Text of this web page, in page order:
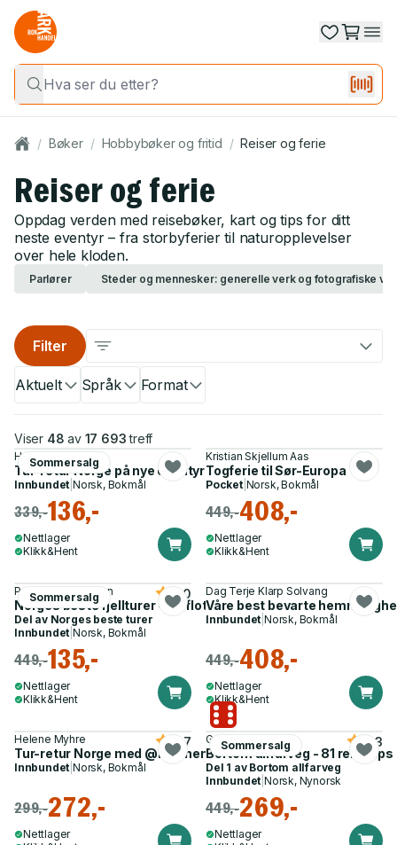
/ Bøker / Hobbybøker og fritid / Reiser og ferie
Reiser og ferie
Oppdag verden med reisebøker, kart og tips for ditt
neste eventyr – fra storbyferier til naturopplevelser
over hele kloden.
Parlører Steder og mennesker: generelle verk og fotografiske
Aktuelt Språk Format
Filter
Viser 48 av 17 693 treff
Sommersalg
Helene Myhre
Tur-retur Norge på nye eventyr - med @helenemoo
Innbundet |Norsk, Bokmål
339,-136,-
Nettlager
Klikk&Hent
Kristian Skjellum Aas
Togferie til Sør-Europa
Pocket| Norsk, Bokmål
449,-408,-
Nettlager
Klikk&Hent
Sommersalg
Per Roger Lauritzen
Norges beste fjellturer - 50 flotte opplevelser fra nord til sør
5.0
Del av Norges beste turer
Innbundet |Norsk, Bokmål
449,-135,-
Nettlager
Klikk&Hent
Dag Terje Klarp Solvang
Våre best bevarte
Innbundet |Norsk, Bokmål
449,-408,-
Nettlager
Klikk&Hent
Helene Myhre
Tur-retur Norge med @helenemoo
4.7
Innbundet |Norsk, Bokmål
299,-272,-
Nettlager
Sommersalg
Gunnar Garfors
Bortom allfarveg - 81
4.3
Del 1 av Bortom allfarveg
Innbundet |Norsk, Nynorsk
449,-269,-
Nettlager